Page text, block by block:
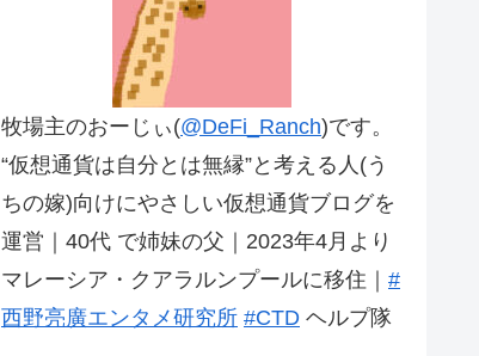
牧場主のおーじぃ(@DeFi_Ranch)です。
“仮想通貨は自分とは無縁”と考える人(う
ちの嫁)向けにやさしい仮想通貨ブログを
運営｜40代 で姉妹の父｜2023年4月より
マレーシア・クアラルンプールに移住｜ #
西野亮廣エンタメ研究所 #CTD ヘルプ隊